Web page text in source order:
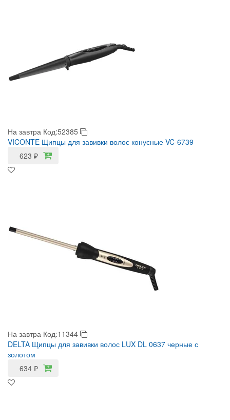
На завтра Код:52385
VICONTE Щипцы для завивки волос конусные VC-6739
623 ₽
На завтра Код:11344
DELTA Щипцы для завивки волос LUX DL 0637 черные с
золотом
634 ₽